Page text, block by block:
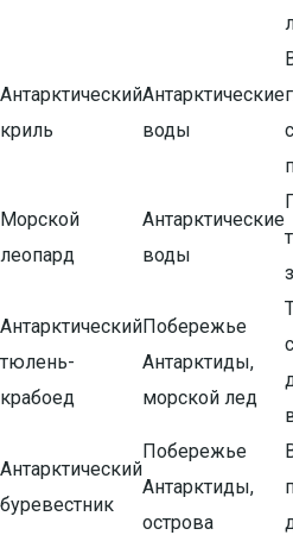
Антарктический
криль
Антарктические
воды
Морской
леопард
Антарктические
воды
Антарктический
тюлень-
крабоед
Побережье
Антарктиды,
морской лед
Антарктический
буревестник
Побережье
Антарктиды,
острова